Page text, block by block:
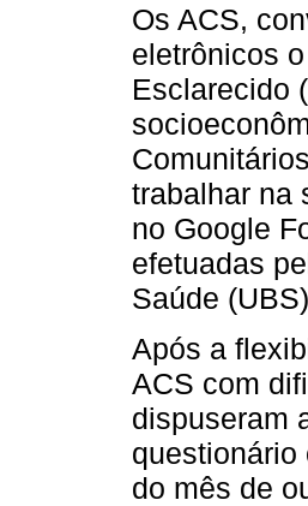
Os ACS,
eletrônicos
Esclarecido
trabalhar na
no Google
efetuadas
Saúde
Após a
ACS com
dispuseram
questionário
do mês de